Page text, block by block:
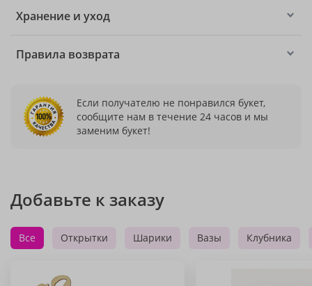
Хранение и уход
Правила возврата
Если получателю не понравился букет,
сообщите нам в течение 24 часов и мы
заменим букет!
Добавьте к заказу
Все Открытки Шарики Вазы Клубника